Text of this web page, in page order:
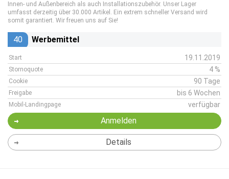
Innen- und Außenbereich als auch Installationszubehör. Unser Lager
umfasst derzeitig über 30.000 Artikel. Ein extrem schneller Versand wird
somit garantiert. Wir freuen uns auf Sie!
40 Werbemittel
Start 19.11.2019
Stornoquote 4 %
Cookie 90 Tage
Freigabe bis 6 Wochen
Mobil-Landingpage verfügbar
Anmelden
Details